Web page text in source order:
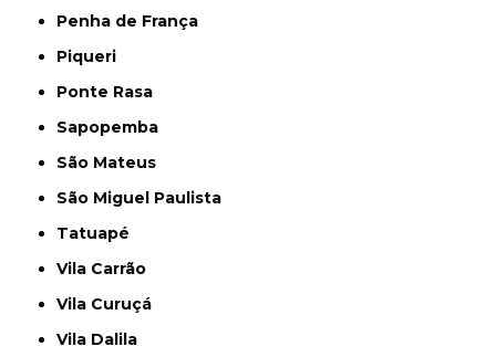
Penha de França
Piqueri
Ponte Rasa
Sapopemba
São Mateus
São Miguel Paulista
Tatuapé
Vila Carrão
Vila Curuçá
Vila Dalila